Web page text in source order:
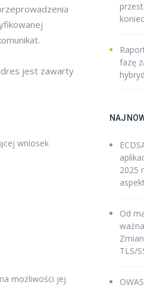
jest zawarty
wniosek
możliwości jej
fazę
2025
Od
TLS/